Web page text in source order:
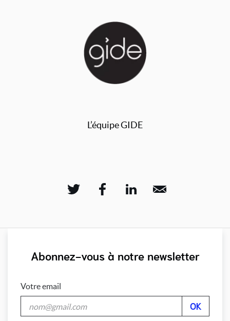
L’équipe GIDE
Abonnez-vous à notre newsletter
Votre email